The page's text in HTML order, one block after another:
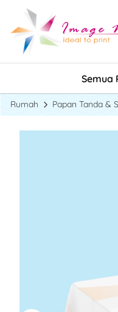
Semua
Rumah Papan Tanda &